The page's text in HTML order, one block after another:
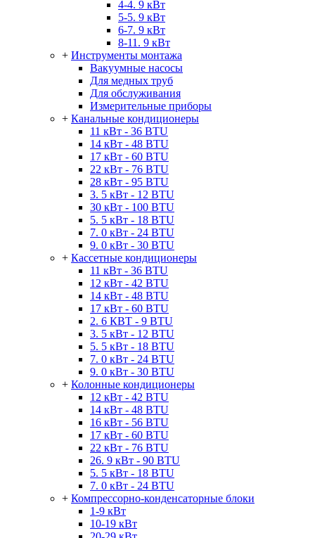
4-4. 9 кВт
5-5. 9 кВт
6-7. 9 кВт
8-11. 9 кВт
+ Инструменты монтажа
Вакуумные насосы
Для медных труб
Для обслуживания
Измерительные приборы
+ Канальные кондиционеры
11 кВт - 36 BTU
14 кВт - 48 BTU
17 кВт - 60 BTU
22 кВт - 76 BTU
28 кВт - 95 BTU
3. 5 кВт - 12 BTU
30 кВт - 100 BTU
5. 5 кВт - 18 BTU
7. 0 кВт - 24 BTU
9. 0 кВт - 30 BTU
+ Кассетные кондиционеры
11 кВт - 36 BTU
12 кВт - 42 BTU
14 кВт - 48 BTU
17 кВт - 60 BTU
2. 6 КВТ - 9 BTU
3. 5 кВт - 12 BTU
5. 5 кВт - 18 BTU
7. 0 кВт - 24 BTU
9. 0 кВт - 30 BTU
+ Колонные кондиционеры
12 кВт - 42 BTU
14 кВт - 48 BTU
16 кВт - 56 BTU
17 кВт - 60 BTU
22 кВт - 76 BTU
26. 9 кВт - 90 BTU
5. 5 кВт - 18 BTU
7. 0 кВт - 24 BTU
+ Компрессорно-конденсаторные блоки
1-9 кВт
10-19 кВт